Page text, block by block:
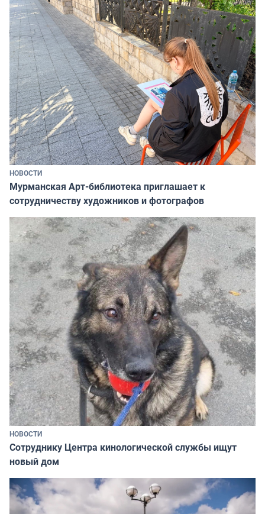
НОВОСТИ
Мурманская Арт-библиотека приглашает к
сотрудничеству художников и фотографов
НОВОСТИ
Сотруднику Центра кинологической службы ищут
новый дом